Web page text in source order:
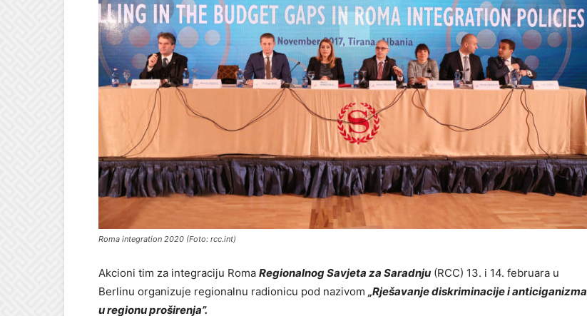
Roma integration 2020 (Foto: rcc.int)
Akcioni tim za integraciju Roma Regionalnog Savjeta za Saradnju (RCC) 13. i 14. februara u
Berlinu organizuje regionalnu radionicu pod nazivom „Rješavanje diskriminacije i anticiganizma
u regionu proširenja”.